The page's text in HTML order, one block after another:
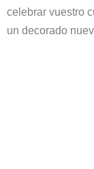
celebrar vuestro
un decorado